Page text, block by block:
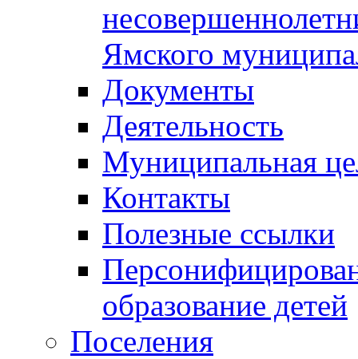
Ямского
Документы
Деятельность
Муниципальная
Контакты
Полезные ссылки
образование детей
Поселения